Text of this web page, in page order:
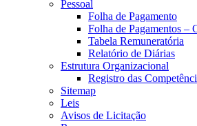
Pessoal
Folha de Pagamento
Folha de Pagamentos –
Tabela Remuneratória
Relatório de Diárias
Estrutura Organizacional
Registro das
Sitemap
Leis
Avisos de Licitação